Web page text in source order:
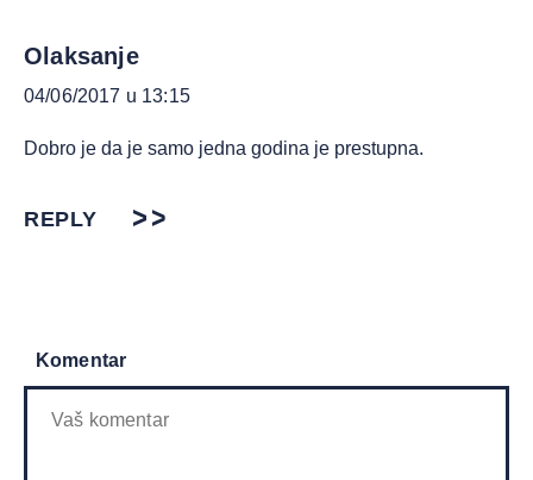
Olaksanje
04/06/2017 u 13:15
Dobro je da je samo jedna godina je prestupna.
REPLY
Komentar